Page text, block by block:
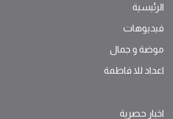
الرئيسية
فيديوهات
موضة ‫و‬ ‫‬‫جمال‬
اعداد للا فاطمة
اخبار حصرية